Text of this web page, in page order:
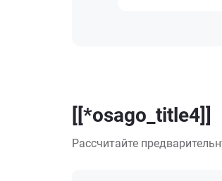
[[*osago_title4]]
Рассчитайте